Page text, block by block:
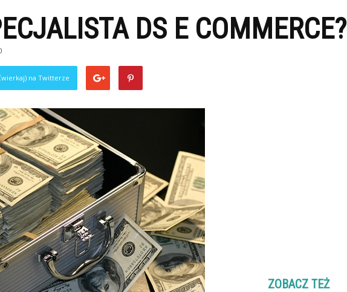
DS E COMMERCE?
na Twitterze
ZOBACZ TEŻ